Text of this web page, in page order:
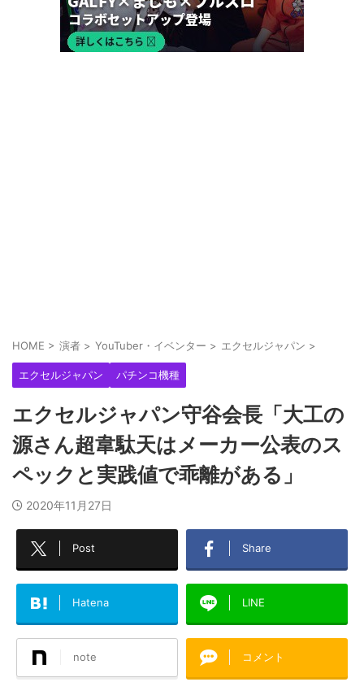
HOME > 演者 > YouTuber・イベンター > エクセルジャパン >
エクセルジャパン パチンコ機種
エクセルジャパン守谷会長「大工の
源さん超韋駄天はメーカー公表のス
ペックと実践値で乖離がある」
2020年11月27日
Post Share
Hatena LINE
note コメント